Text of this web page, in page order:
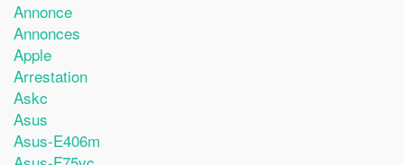
Annonce
Annonces
Apple
Arrestation
Askc
Asus
Asus-E406m